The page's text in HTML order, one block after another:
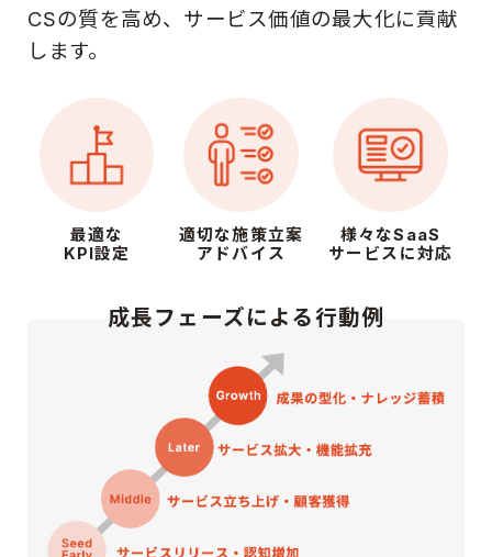
成長フェーズによる行動例
CSの質を高め、サービス価値の最大化に貢献
します。
最適な
KPI設定
適切な施策立案
アドバイス
様々なSaaS
サービスに対応